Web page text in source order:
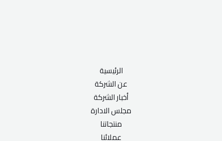
الرئيسية
عن الشركة
أخبار الشركة
مجلس الادارة
منتجاتنا
عملائنا